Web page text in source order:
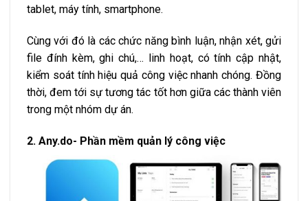
tablet, máy tính, smartphone.
Cùng với đó là các chức năng bình luận, nhận xét, gửi
file đính kèm, ghi chú,… linh hoạt, có tính cập nhật,
kiểm soát tính hiệu quả công việc nhanh chóng. Đồng
thời, đem tới sự tương tác tốt hơn giữa các thành viên
trong một nhóm dự án.
2. Any.do- Phần mềm quản lý công việc